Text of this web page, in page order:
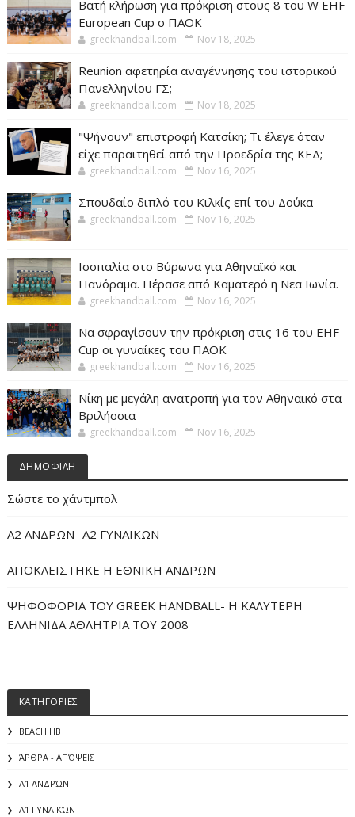
Βατή κλήρωση για πρόκριση στους 8 του W EHF
European Cup ο ΠΑΟΚ
greekhandball.com Nov 18, 2025
Reunion αφετηρία αναγέννησης του ιστορικού
Πανελληνίου ΓΣ;
greekhandball.com Nov 18, 2025
"Ψήνουν" επιστροφή Κατσίκη; Τι έλεγε όταν
είχε παραιτηθεί από την Προεδρία της ΚΕΔ;
greekhandball.com Nov 16, 2025
Σπουδαίο διπλό του Κιλκίς επί του Δούκα
greekhandball.com Nov 16, 2025
Ισοπαλία στο Βύρωνα για Αθηναϊκό και
Πανόραμα. Πέρασε από Καματερό η Νεα Ιωνία.
greekhandball.com Nov 16, 2025
Να σφραγίσουν την πρόκριση στις 16 του EHF
Cup οι γυναίκες του ΠΑΟΚ
greekhandball.com Nov 16, 2025
Νίκη με μεγάλη ανατροπή για τον Αθηναϊκό στα
Βριλήσσια
greekhandball.com Nov 16, 2025
ΔΗΜΟΦΙΛΗ
Σώστε το χάντμπολ
Α2 ΑΝΔΡΩΝ- Α2 ΓΥΝΑΙΚΩΝ
ΑΠΟΚΛΕΙΣΤΗΚΕ Η ΕΘΝΙΚΗ ΑΝΔΡΩΝ
ΨΗΦΟΦΟΡΙΑ ΤΟΥ GREEK HANDBALL- H ΚΑΛΥΤΕΡΗ
ΕΛΛΗΝΙΔΑ ΑΘΛΗΤΡΙΑ ΤΟΥ 2008
ΚΑΤΗΓΟΡΙΕΣ
BEACH HB
ΆΡΘΡΑ - ΑΠΌΨΕΙΣ
Α1 ΑΝΔΡΏΝ
Α1 ΓΥΝΑΙΚΏΝ